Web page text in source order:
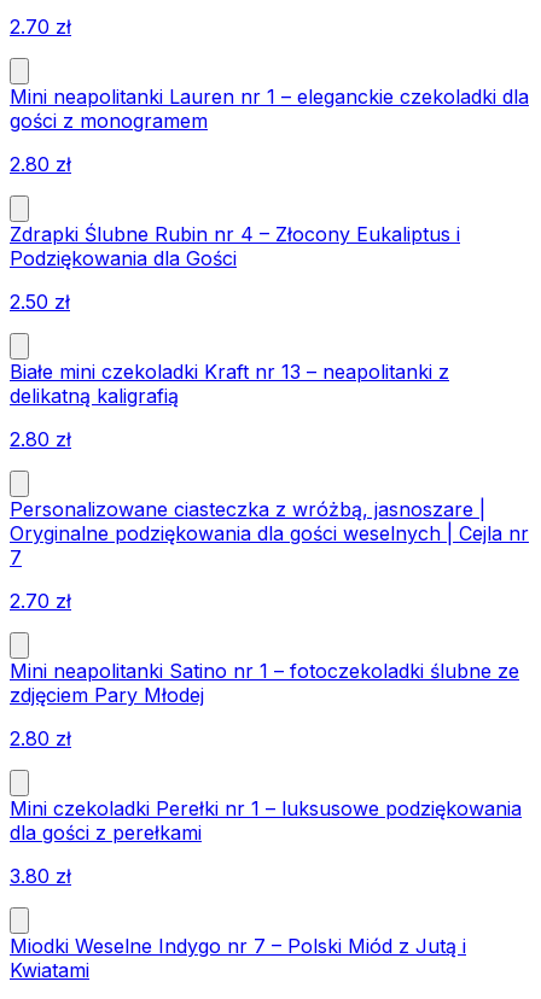
2.70 zł
Mini neapolitanki Lauren nr 1 – eleganckie czekoladki dla
gości z monogramem
2.80 zł
Zdrapki Ślubne Rubin nr 4 – Złocony Eukaliptus i
Podziękowania dla Gości
2.50 zł
Białe mini czekoladki Kraft nr 13 – neapolitanki z
delikatną kaligrafią
2.80 zł
Personalizowane ciasteczka z wróżbą, jasnoszare |
Oryginalne podziękowania dla gości weselnych | Cejla nr
7
2.70 zł
Mini neapolitanki Satino nr 1 – fotoczekoladki ślubne ze
zdjęciem Pary Młodej
2.80 zł
Mini czekoladki Perełki nr 1 – luksusowe podziękowania
dla gości z perełkami
3.80 zł
Miodki Weselne Indygo nr 7 – Polski Miód z Jutą i
Kwiatami